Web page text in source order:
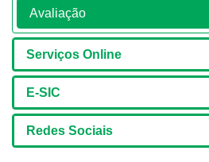
Avaliação
Serviços Online
E-SIC
Redes Sociais